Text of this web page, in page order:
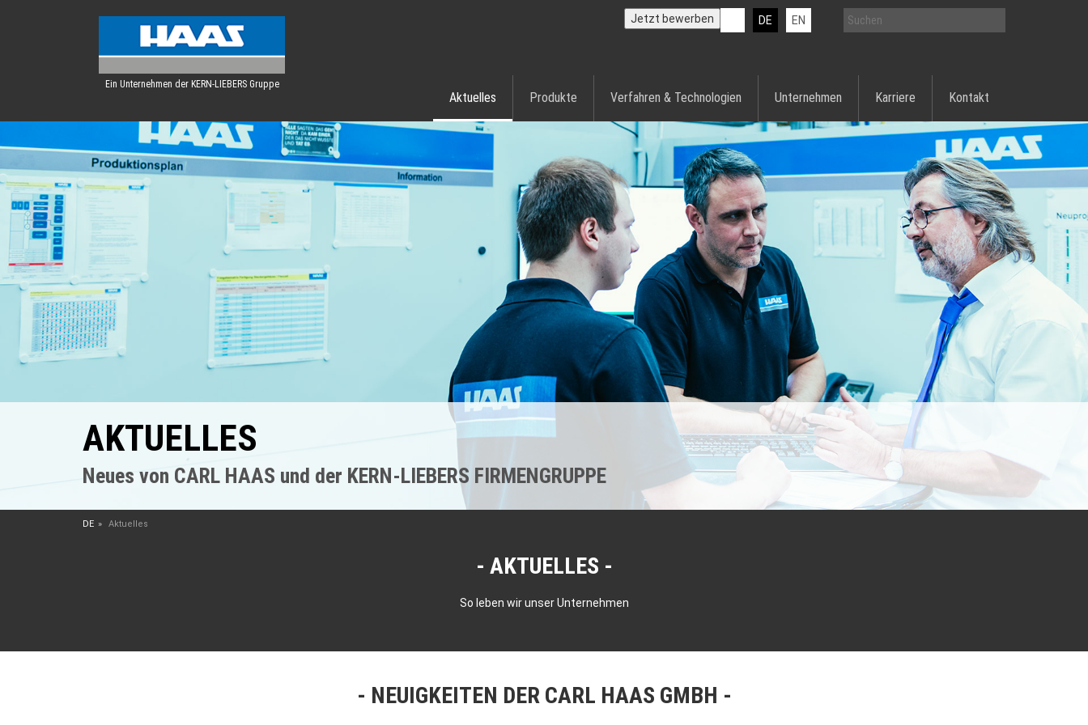
Ein Unternehmen der KERN-LIEBERS Gruppe
DE EN
Jetzt bewerben
Aktuelles Produkte Verfahren & Technologien Unternehmen Karriere Kontakt
AKTUELLES
Neues von CARL HAAS und der KERN-LIEBERS FIRMENGRUPPE
DE Aktuelles
AKTUELLES
So leben wir unser Unternehmen
NEUIGKEITEN DER CARL HAAS GMBH